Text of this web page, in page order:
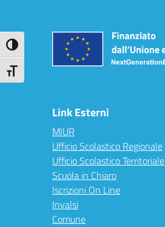
Attiva/disattiva alto contrasto
Attiva/disattiva dimensione testo
Link Esterni
MIUR
Ufficio Scolastico Regionale
Ufficio Scolastico Territoriale
Scuola in Chiaro
Iscrizioni On Line
Invalsi
Comune